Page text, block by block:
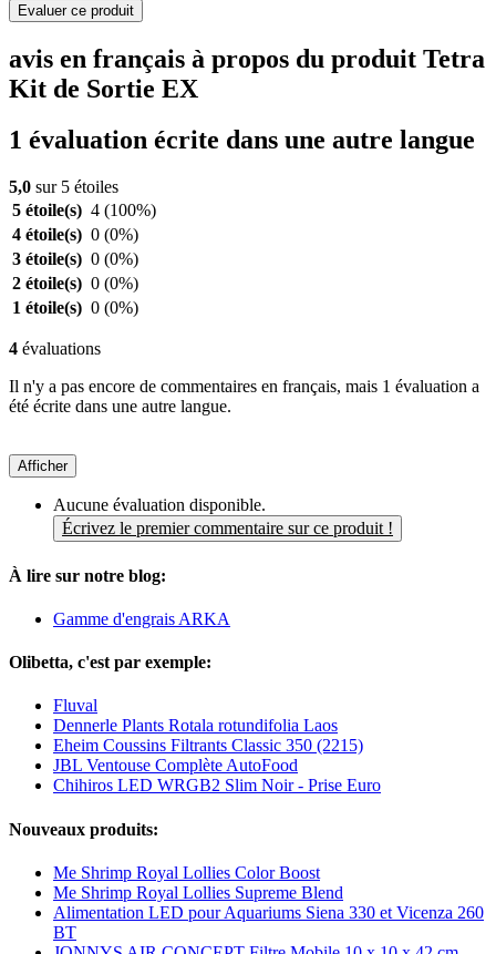
Evaluer ce produit
avis en français à propos du produit Tetra
Kit de Sortie EX
1 évaluation écrite dans une autre langue
5,0 sur 5 étoiles
5 étoile(s) 4 (100%)
4 étoile(s) 0 (0%)
3 étoile(s) 0 (0%)
2 étoile(s) 0 (0%)
1 étoile(s) 0 (0%)
4 évaluations
Il n'y a pas encore de commentaires en français, mais 1 évaluation a
été écrite dans une autre langue.
Afficher
Aucune évaluation disponible.
Écrivez le premier commentaire sur ce produit !
À lire sur notre blog:
Gamme d'engrais ARKA
Olibetta, c'est par exemple:
Fluval
Dennerle Plants Rotala rotundifolia Laos
Eheim Coussins Filtrants Classic 350 (2215)
JBL Ventouse Complète AutoFood
Chihiros LED WRGB2 Slim Noir - Prise Euro
Nouveaux produits:
Me Shrimp Royal Lollies Color Boost
Me Shrimp Royal Lollies Supreme Blend
Alimentation LED pour Aquariums Siena 330 et Vicenza 260
BT